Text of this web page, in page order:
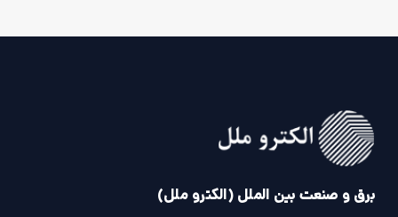
برق و صنعت بین الملل (الکترو ملل)